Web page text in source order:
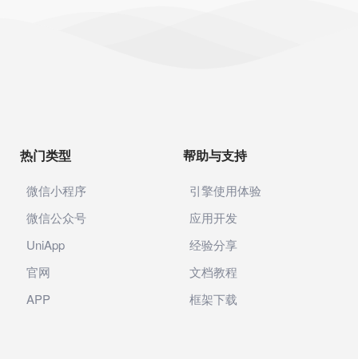
热门类型
微信小程序
微信公众号
UniApp
官网
APP
帮助与支持
引擎使用体验
应用开发
经验分享
文档教程
框架下载